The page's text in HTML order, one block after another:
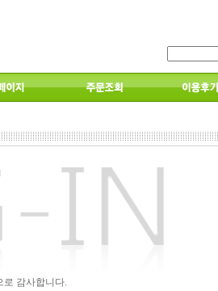
로 감사합니다.